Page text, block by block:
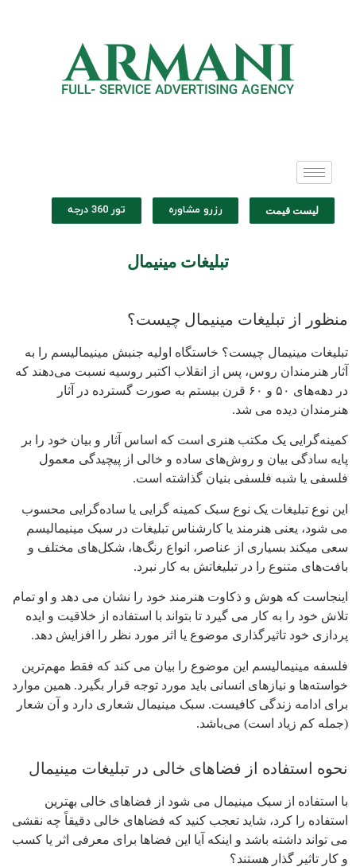
لیست قیمت رزرو مشاوره تور 360 درجه
تبلیغات مینیمال
منظور از تبلیغات مینیمال چیست؟
تبلیغات مینیمال چیست؟ خاستگاه اولیه جنبش مینیمالیسم را به
آثار هنرمندان روس، پس از انقلاب اکتبر روسیه نسبت می‌دهند که
در دهه‌های ۵۰ و ۶۰ قرن بیستم به صورت گسترده در آثار
هنرمندان دیده می شد.
کمینه‌گرایی یک مکتب هنری است که اساس آثار و بیان خود را بر
پایه سادگی بیان و روش‌های ساده و خالی از پیچیدگی معمول
فلسفی یا شبه فلسفی بنیان گذاشته‌ است.
این نوع تبلیغات یک نوع سبک کمینه گرایی یا ساده‌گرایی محسوب
می شود، یعنی هنرمند یا کارشناس تبلیغات در سبک مینیمالیسم
سعی میکند بسیاری از عناصر، انواع رنگ‌ها، شکل‌های مختلف و
بافت‌های متنوع را در تبلیغاتش به کار نبرد.
اینجاست که هوش و ذکاوت هنرمند خود را نشان می دهد و او تمام
تلاش خود را به کار می گیرد تا بتواند با استفاده از خلاقیت و ایده
پردازی خود تاثیرگذاری موضوع یا اثر مورد نظر را افزایش دهد.
فلسفه مینیمالیسم این موضوع را بیان می کند که فقط مهم‌ترین
خواسته‌ها و نیازهای انسانی باید مورد توجه قرار بگیرد. همین موارد
برای ادامه زندگی کافیست. سبک مینیمال شعاری دارد و آن شعار
(جمله کم زیاد است) می‌باشد.
نحوه استفاده از فضاهای خالی در تبلیغات مینیمال
با استفاده از سبک مینیمال می شود از فضاهای خالی بهترین
استفاده را کرد، شاید تعجب کنید که فضاهای خالی دقیقاً چه نقشی
می تواند داشته باشد و اینکه آیا این فضاها برای معرفی اثر یا کسب
و کار تاثیر گذار هستند؟